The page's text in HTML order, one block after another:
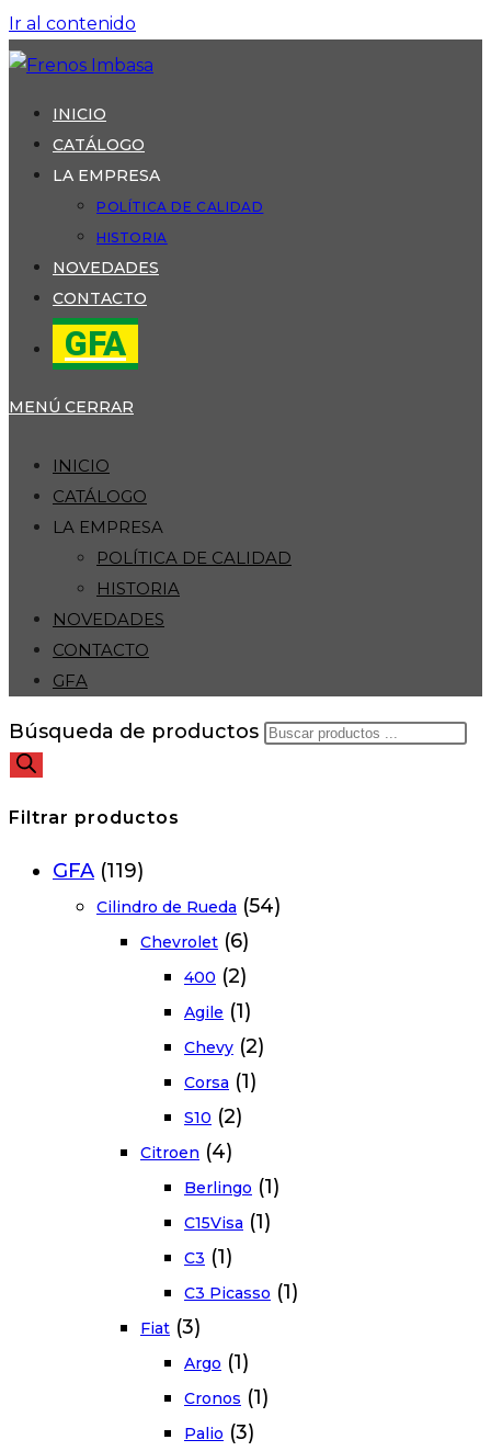
Ir al contenido
INICIO
CATÁLOGO
LA EMPRESA
POLÍTICA DE CALIDAD
HISTORIA
NOVEDADES
CONTACTO
GFA
MENÚ CERRAR
INICIO
CATÁLOGO
LA EMPRESA
POLÍTICA DE CALIDAD
HISTORIA
NOVEDADES
CONTACTO
GFA
Búsqueda de productos
Filtrar productos
GFA (119)
Cilindro de Rueda (54)
Chevrolet (6)
400 (2)
Agile (1)
Chevy (2)
Corsa (1)
S10 (2)
Citroen (4)
Berlingo (1)
C15Visa (1)
C3 (1)
C3 Picasso (1)
Fiat (3)
Argo (1)
Cronos (1)
Palio (3)